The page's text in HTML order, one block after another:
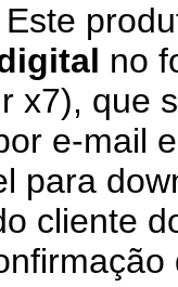
no
x7), que
e-mail
para
cliente